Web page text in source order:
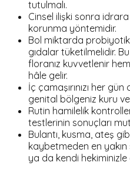
tutulmalı.
Cinsel ilişki sonra idrara
korunma yöntemidir.
Bol miktarda
gıdalar tüketilmelidir.
floranız kuvvetlenir
hâle gelir.
İç çamaşırınızı her
genital bölgeniz kuru
Rutin hamilelik
testlerinin sonuçları
Bulantı, kusma, ateş
kaybetmeden en yakın
ya da kendi hekiminizle